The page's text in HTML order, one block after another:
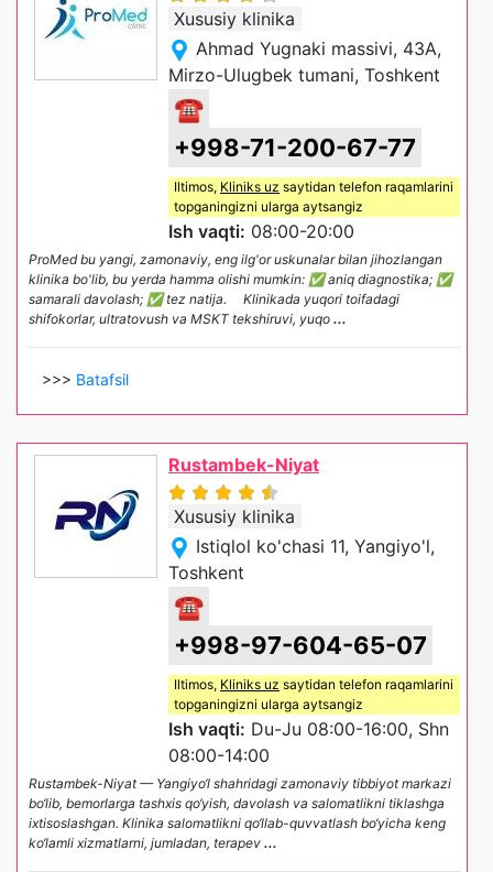
Xususiy klinika
Ahmad Yugnaki massivi, 43A,
Mirzo-Ulugbek tumani, Toshkent
☎
+998-71-200-67-77
Iltimos, Kliniks uz saytidan telefon raqamlarini
topganingizni ularga aytsangiz
Ish vaqti: 08:00-20:00
ProMed bu yangi, zamonaviy, eng ilg'or uskunalar bilan jihozlangan
klinika bo'lib, bu yerda hamma olishi mumkin: ✅ aniq diagnostika; ✅
samarali davolash; ✅ tez natija. ⠀ Klinikada yuqori toifadagi
shifokorlar, ultratovush va MSKT tekshiruvi, yuqo ...
>>> Batafsil
Rustambek-Niyat
Xususiy klinika
Istiqlol ko'chasi 11, Yangiyo'l,
Toshkent
☎
+998-97-604-65-07
Iltimos, Kliniks uz saytidan telefon raqamlarini
topganingizni ularga aytsangiz
Ish vaqti: Du-Ju 08:00-16:00, Shn
08:00-14:00
Rustambek-Niyat — Yangiyo‘l shahridagi zamonaviy tibbiyot markazi
bo‘lib, bemorlarga tashxis qo‘yish, davolash va salomatlikni tiklashga
ixtisoslashgan. Klinika salomatlikni qo‘llab-quvvatlash bo‘yicha keng
ko‘lamli xizmatlarni, jumladan, terapev ...